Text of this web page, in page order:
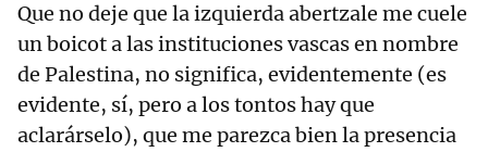
Que no deje que la izquierda abertzale me cuele
un boicot a las instituciones vascas en nombre
de Palestina, no significa, evidentemente (es
evidente, sí, pero a los tontos hay que
aclarárselo), que me parezca bien la presencia